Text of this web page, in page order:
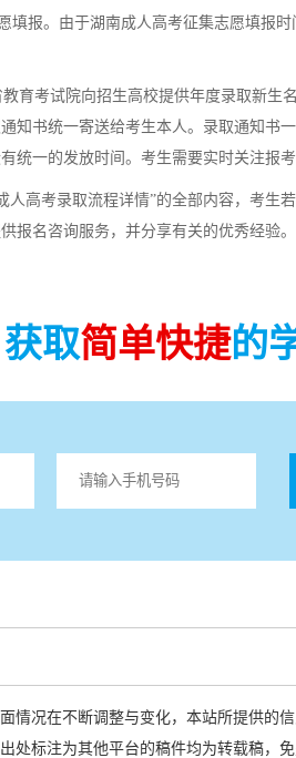
填报。由于湖南成人高考征集志愿填报
育考试院向招生高校提供年度录取新生
知书统一寄送给考生本人。录取通知书
统一的发放时间。考生需要实时关注报
高考录取流程详情”的全部内容，考生
报名咨询服务，并分享有关的优秀经验。
获取简单快捷的
情况在不断调整与变化，本站所提供的
处标注为其他平台的稿件均为转载稿